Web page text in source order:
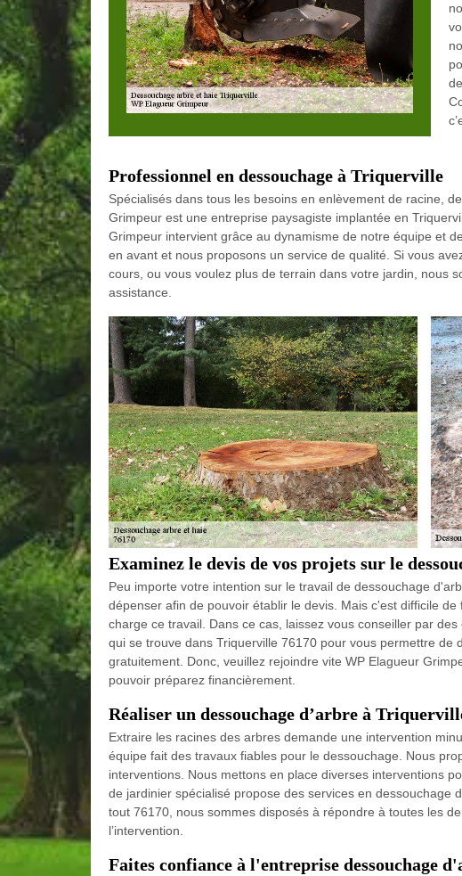
Professionnel en dessouchage à Triquerville
Spécialisés dans tous les besoins en enlèvement de racine,
Grimpeur est une entreprise paysagiste implantée en
Grimpeur intervient grâce au dynamisme de notre équipe et
en avant et nous proposons un service de qualité. Si vous
cours, ou vous voulez plus de terrain dans votre jardin, nous
assistance.
Examinez le devis de vos projets sur le
Peu importe votre intention sur le travail de dessouchage
dépenser afin de pouvoir établir le devis. Mais c'est difficile
charge ce travail. Dans ce cas, laissez vous conseiller par
qui se trouve dans Triquerville 76170 pour vous permettre de
gratuitement. Donc, veuillez rejoindre vite WP Elagueur
pouvoir préparez financièrement.
Réaliser un dessouchage d’arbre à
Extraire les racines des arbres demande une intervention
équipe fait des travaux fiables pour le dessouchage. Nous
interventions. Nous mettons en place diverses interventions
de jardinier spécialisé propose des services en dessouchage
tout 76170, nous sommes disposés à répondre à toutes les
l’intervention.
Faites confiance à l'entreprise dessouchage